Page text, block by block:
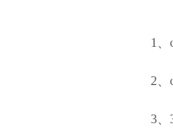
1、
2、
3、